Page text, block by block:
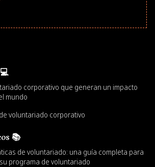
corporativo que generan un impacto
mundo
voluntariado corporativo
📚
de voluntariado: una guía completa para
programa de voluntariado